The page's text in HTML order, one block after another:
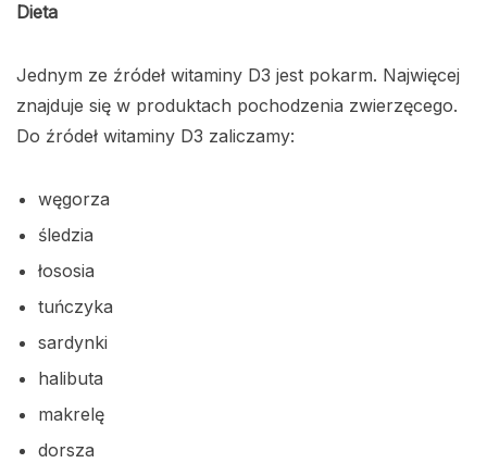
Dieta
Jednym ze źródeł witaminy D3 jest pokarm. Najwięcej
znajduje się w produktach pochodzenia zwierzęcego.
Do źródeł witaminy D3 zaliczamy:
węgorza
śledzia
łososia
tuńczyka
sardynki
halibuta
makrelę
dorsza